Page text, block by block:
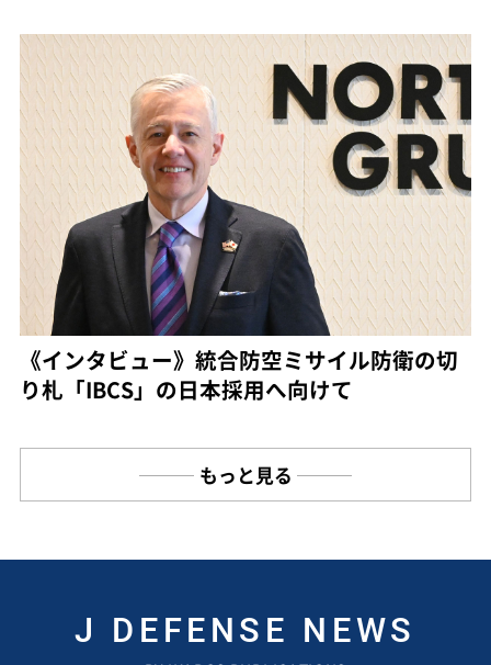
《インタビュー》統合防空ミサイル防衛の切
り札「IBCS」の日本採用へ向けて
もっと見る
J DEFENSE NEWS